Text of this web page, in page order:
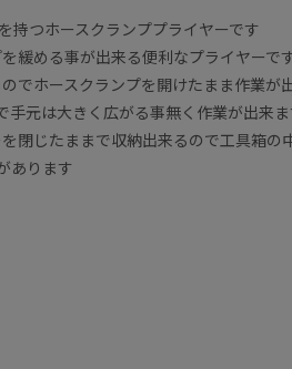
つホースクランププライヤーです
緩める事が出来る便利なプライヤーで
でホースクランプを開けたまま作業が
手元は大きく広がる事無く作業が出来
閉じたままで収納出来るので工具箱の
あります